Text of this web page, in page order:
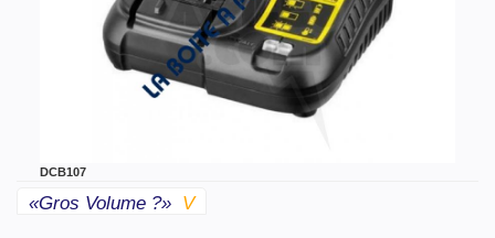
DCB107
«gros Volume ?» V